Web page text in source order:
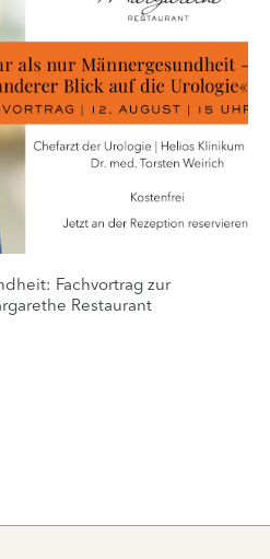
Fachvortrag zur
Restaurant